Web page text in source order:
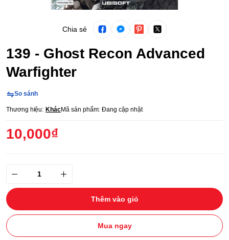
Chia sẻ
139 - Ghost Recon Advanced
Warfighter
So sánh
Thương hiệu: KhácMã sản phẩm: Đang cập nhật
10,000₫
Thêm vào giỏ
Mua ngay